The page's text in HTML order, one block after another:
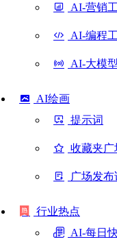
AI-营销
AI-编程
AI-大模型
AI绘画
提示词
收藏夹广
广场发布
行业热点
AI-每日